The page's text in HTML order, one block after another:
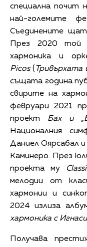
специална почит
най-големите
Съединените
През 2020 той
хармоника и
Picos( Тривърхата
същата година
свирите на
февруари 2021
проект Бах и
Националния
Даниел Оярсабал
Каминеро. През
проекта му
Class
мелодии от
хармонии и
2024 излиза
хармоника с
Получава